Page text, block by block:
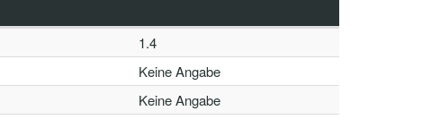
1.4
Keine Angabe
Keine Angabe